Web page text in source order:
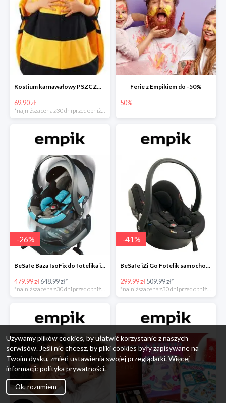
Kostium karnawałowy PSZCZÓŁKA
69.90 zł
Ferie z Empikiem do -50%
50%
-26%
BeSafe Baza IsoFix do fotelika iZi Go -26%
479.99 zł648.99 zł*
*najniższa cena z 30 dni przed obniżką
-41%
BeSafe iZi Go Fotelik samochodowy, 0-13 kg, Czarny Cab -41%
299.99 zł509.99 zł*
*najniższa cena z 30 dni przed obniżką
Używamy plików cookies, by ułatwić korzystanie z naszych
serwisów. Jeśli nie chcesz, by pliki cookies były zapisywane na
Twoim dysku, zmień ustawienia swojej przeglądarki. Więcej
informacji: polityka prywatności.
Ok, rozumiem